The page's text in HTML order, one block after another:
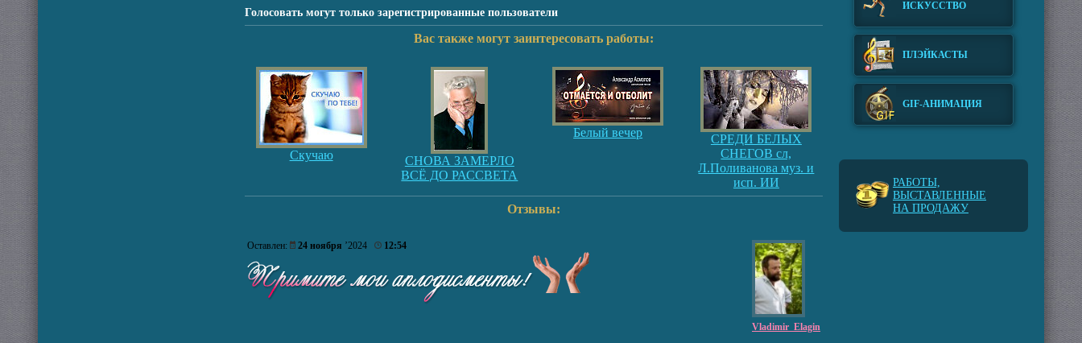
Голосовать могут только зарегистрированные пользователи
Вас также могут заинтересовать работы:
Скучаю
СНОВА ЗАМЕРЛО
ВСЁ ДО РАССВЕТА
Белый вечер
СРЕДИ БЕЛЫХ
СНЕГОВ сл,
Л.Поливанова муз. и
исп. ИИ
Отзывы:
Оставлен: 24 ноября ’2024 12:54
Vladimir_Elagin
ИСКУССТВО
ПЛЭЙКАСТЫ
GIF-АНИМАЦИЯ
РАБОТЫ,
ВЫСТАВЛЕННЫЕ
НА ПРОДАЖУ